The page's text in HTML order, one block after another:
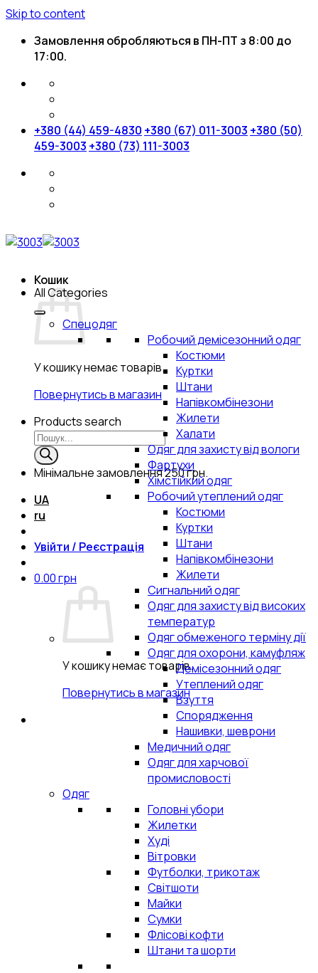
Skip to content
Замовлення обробляються в ПН-ПТ з 8:00 до
17:00.
+380 (44) 459-4830 +380 (67) 011-3003 +380 (50)
459-3003 +380 (73) 111-3003
Кошик
У кошику немає товарів.
Повернутись в магазин
Products search
Мінімальне замовлення250 грн.
UA
ru
Увійти / Реєстрація
0.00грн
У кошику немає товарів.
Повернутись в магазин
All Categories
Спецодяг
Робочий демісезонний одяг
Костюми
Куртки
Штани
Напівкомбінезони
Жилети
Халати
Одяг для захисту від вологи
Фартухи
Хімстійкий одяг
Робочий утеплений одяг
Костюми
Куртки
Штани
Напівкомбінезони
Жилети
Сигнальний одяг
Одяг для захисту від високих
температур
Одяг обмеженого терміну дії
Одяг для охорони, камуфляж
Демісезонний одяг
Утеплений одяг
Взуття
Спорядження
Нашивки, шеврони
Медичний одяг
Одяг для харчової
промисловості
Одяг
Головні убори
Жилетки
Худі
Вітровки
Футболки, трикотаж
Світшоти
Майки
Сумки
Флісові кофти
Штани та шорти